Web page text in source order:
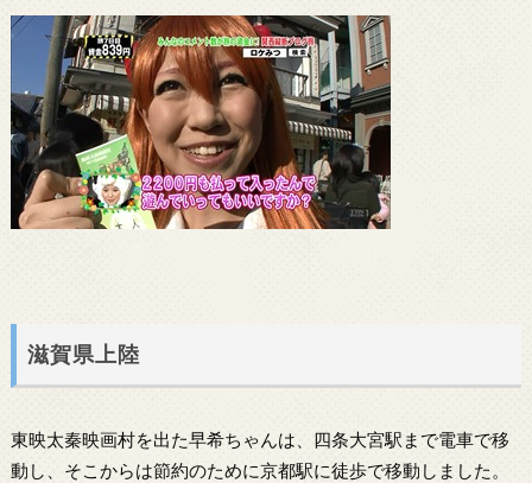
滋賀県上陸
東映太秦映画村を出た早希ちゃんは、四条大宮駅まで電車で移
動し、そこからは節約のために京都駅に徒歩で移動しました。